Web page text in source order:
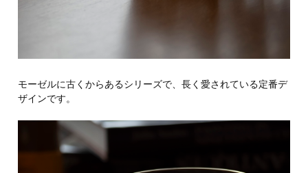
モーゼルに古くからあるシリーズで、長く愛されている定番デ
ザインです。